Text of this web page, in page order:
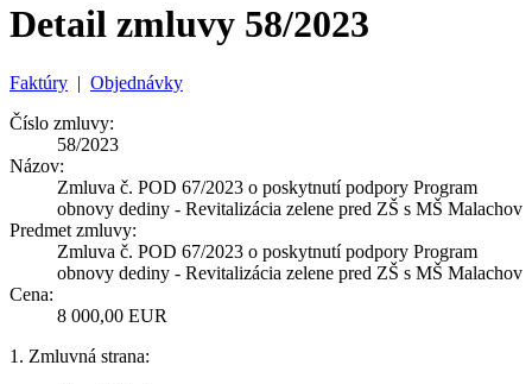
Detail zmluvy 58/2023
Faktúry | Objednávky
Číslo zmluvy:
58/2023
Názov:
Zmluva č. POD 67/2023 o poskytnutí podpory Program
obnovy dediny - Revitalizácia zelene pred ZŠ s MŠ Malachov
Predmet zmluvy:
Zmluva č. POD 67/2023 o poskytnutí podpory Program
obnovy dediny - Revitalizácia zelene pred ZŠ s MŠ Malachov
Cena:
8 000,00 EUR
1. Zmluvná strana: